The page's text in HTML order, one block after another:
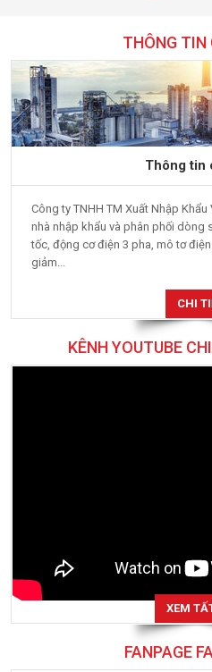
THÔNG TIN
Thông tin
Công ty TNHH TM Xuất Nhập
nhà nhập khẩu và phân phối dòng
tốc, động cơ điện 3 pha, mô tơ
giảm...
CHI
KÊNH YOUTUBE
XEM
FANPAGE